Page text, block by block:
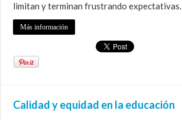
limitan y terminan frustrando expectativas.
Más información
Calidad y equidad en la educación